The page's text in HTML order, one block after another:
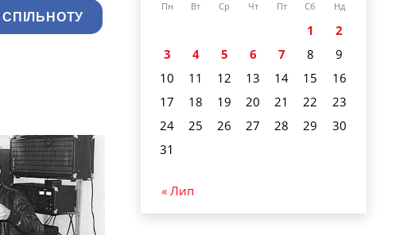
СПІЛЬНОТУ
Пн Вт Ср Чт Пт Сб Нд
1
2
3
4 5 6 7 8
9
10
11 12 13 14 15
16
17
18 19 20 21 22
23
24
25 26 27 28 29
30
31
« Лип